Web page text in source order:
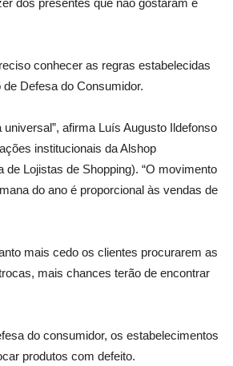
dos presentes que não gostaram e
conhecer as regras estabelecidas
Defesa do Consumidor.
universal”, afirma Luís Augusto Ildefonso
institucionais da Alshop
de Lojistas de Shopping). “O movimento
do ano é proporcional às vendas de
mais cedo os clientes procurarem as
mais chances terão de encontrar
do consumidor, os estabelecimentos
produtos com defeito.